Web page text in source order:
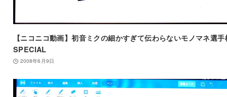
【ニコニコ動画】初音ミクの細かすぎて伝わらないモノマネ選手
SPECIAL
2008年6月9日